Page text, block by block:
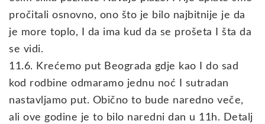
pročitali osnovno, ono što je bilo najbitnije je da
je more toplo, I da ima kud da se prošeta I šta da
se vidi.
11.6. Krećemo put Beograda gdje kao I do sad
kod rodbine odmaramo jednu noć I sutradan
nastavljamo put. Obično to bude naredno veče,
ali ove godine je to bilo naredni dan u 11h. Detalj